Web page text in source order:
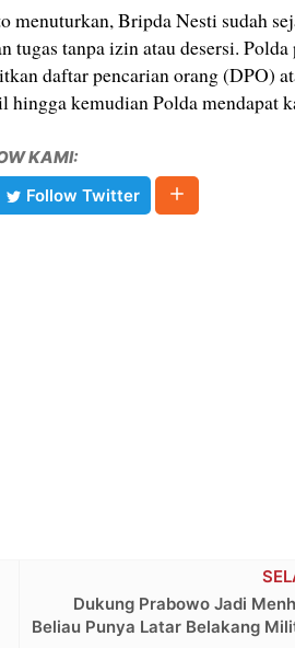
Bripda Nesti sudah
tanpa izin atau desersi. Polda
daftar pencarian orang (DPO)
hingga kemudian Polda mendapat
KAMI:
Follow Twitter
Dukung Prabowo Jadi
Beliau Punya Latar Belakang